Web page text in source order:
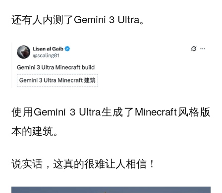
还有人内测了Gemini 3 Ultra。
使用Gemini 3 Ultra生成了Minecraft风格版
本的建筑。
说实话，这真的很难让人相信！